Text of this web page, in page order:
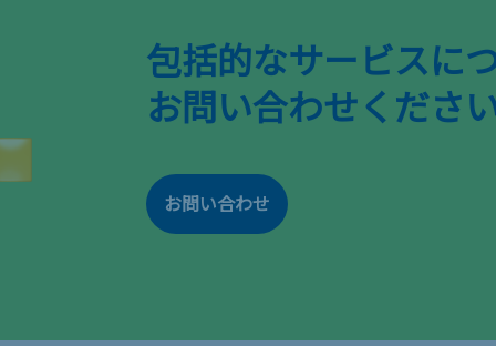
包括的なサービスにつ
お問い合わせください
お問い合わせ